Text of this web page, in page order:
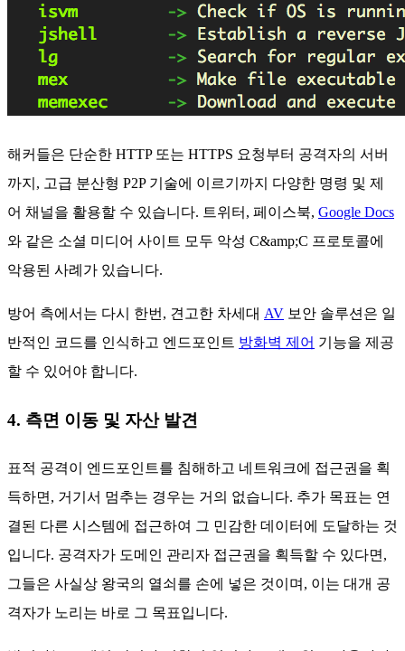
해커들은 단순한 HTTP 또는 HTTPS 요청부터 공격자의 서버
까지, 고급 분산형 P2P 기술에 이르기까지 다양한 명령 및 제
어 채널을 활용할 수 있습니다. 트위터, 페이스북, Google Docs
와 같은 소셜 미디어 사이트 모두 악성 C&amp;C 프로토콜에
악용된 사례가 있습니다.
방어 측에서는 다시 한번, 견고한 차세대 AV 보안 솔루션은 일
반적인 코드를 인식하고 엔드포인트 방화벽 제어 기능을 제공
할 수 있어야 합니다.
4. 측면 이동 및 자산 발견
표적 공격이 엔드포인트를 침해하고 네트워크에 접근권을 획
득하면, 거기서 멈추는 경우는 거의 없습니다. 추가 목표는 연
결된 다른 시스템에 접근하여 그 민감한 데이터에 도달하는 것
입니다. 공격자가 도메인 관리자 접근권을 획득할 수 있다면,
그들은 사실상 왕국의 열쇠를 손에 넣은 것이며, 이는 대개 공
격자가 노리는 바로 그 목표입니다.